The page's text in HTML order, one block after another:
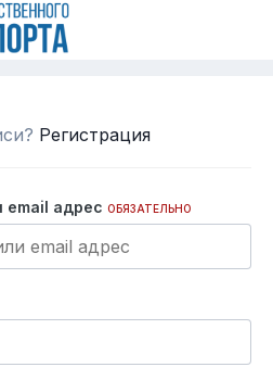
Регистрация
адрес ОБЯЗАТЕЛЬНО